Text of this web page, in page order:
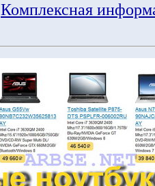
Комплексная